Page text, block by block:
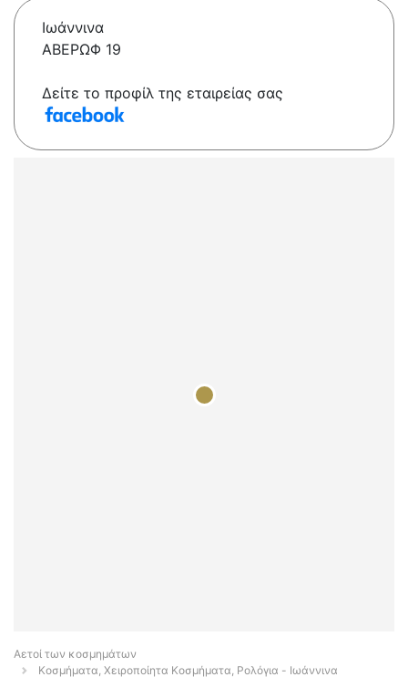
Ιωάννινα
ΑΒΕΡΩΦ 19
Δείτε το προφίλ της εταιρείας σας
Αετοί των κοσμημάτων
Κοσμήματα, Χειροποίητα Κοσμήματα, Ρολόγια - Ιωάννινα